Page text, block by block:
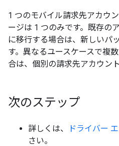
1 つのモバイル請求先アカウ
ージは 1 つのみです。既存の
に移行する場合は、新しいパ
す。異なるユースケースで複
合は、個別の請求先アカウン
次のステップ
詳しくは、 ドライバー
さい。